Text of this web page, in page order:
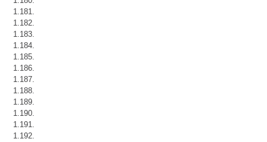
1.181.
1.182.
1.183.
1.184.
1.185.
1.186.
1.187.
1.188.
1.189.
1.190.
1.191.
1.192.